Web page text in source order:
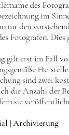
des
im
den
Fotografen.
gilt erst im Fall
sind zwei
die Anzahl der
sie
| Archivierung